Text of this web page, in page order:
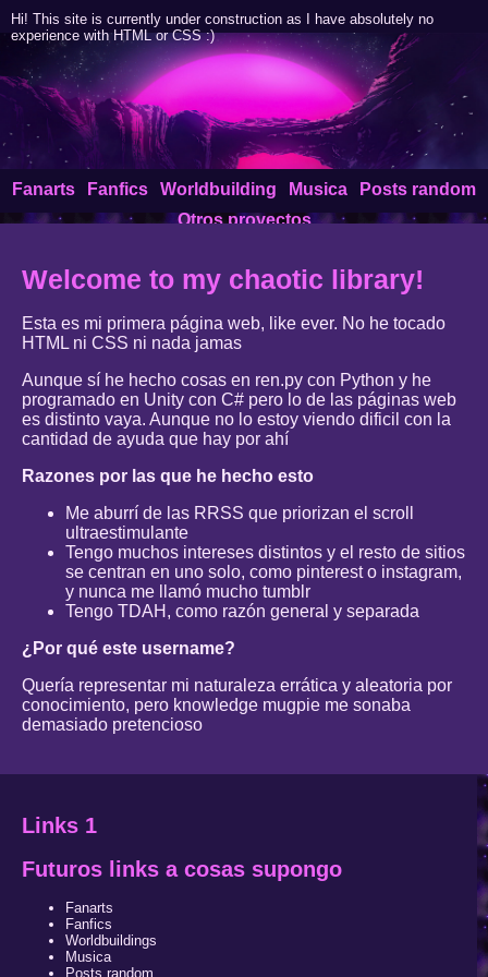
Hi! This site is currently under construction as I have absolutely no
experience with HTML or CSS :)
Fanarts Fanfics Worldbuilding Musica
Posts random
Otros proyectos
Links 1
Futuros links a cosas supongo
Fanarts
Fanfics
Worldbuildings
Musica
Posts random
Welcome to my chaotic library!
Esta es mi primera página web, like ever. No he tocado
HTML ni CSS ni nada jamas
Aunque sí he hecho cosas en ren.py con Python y he
programado en Unity con C# pero lo de las páginas web
es distinto vaya. Aunque no lo estoy viendo dificil con la
cantidad de ayuda que hay por ahí
Razones por las que he hecho esto
Me aburrí de las RRSS que priorizan el scroll
ultraestimulante
Tengo muchos intereses distintos y el resto de sitios
se centran en uno solo, como pinterest o instagram,
y nunca me llamó mucho tumblr
Tengo TDAH, como razón general y separada
¿Por qué este username?
Quería representar mi naturaleza errática y aleatoria por
conocimiento, pero knowledge mugpie me sonaba
demasiado pretencioso